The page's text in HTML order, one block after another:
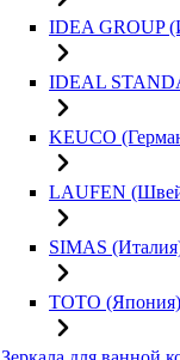
IDEA GROUP
IDEAL
KEUCO
LAUFEN
SIMAS
TOTO (Япония)